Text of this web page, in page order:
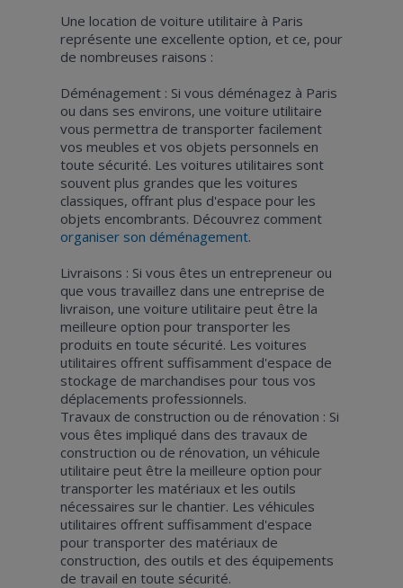
Une location de voiture utilitaire à Paris
représente une excellente option, et ce, pour
de nombreuses raisons :
Déménagement : Si vous déménagez à Paris
ou dans ses environs, une voiture utilitaire
vous permettra de transporter facilement
vos meubles et vos objets personnels en
toute sécurité. Les voitures utilitaires sont
souvent plus grandes que les voitures
classiques, offrant plus d'espace pour les
objets encombrants. Découvrez comment
organiser son déménagement.
Livraisons : Si vous êtes un entrepreneur ou
que vous travaillez dans une entreprise de
livraison, une voiture utilitaire peut être la
meilleure option pour transporter les
produits en toute sécurité. Les voitures
utilitaires offrent suffisamment d'espace de
stockage de marchandises pour tous vos
déplacements professionnels.
Travaux de construction ou de rénovation : Si
vous êtes impliqué dans des travaux de
construction ou de rénovation, un véhicule
utilitaire peut être la meilleure option pour
transporter les matériaux et les outils
nécessaires sur le chantier. Les véhicules
utilitaires offrent suffisamment d'espace
pour transporter des matériaux de
construction, des outils et des équipements
de travail en toute sécurité.